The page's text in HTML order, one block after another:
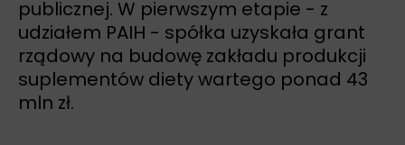
publicznej. W pierwszym etapie - z
udziałem PAIH - spółka uzyskała grant
rządowy na budowę zakładu produkcji
suplementów diety wartego ponad 43
mln zł.